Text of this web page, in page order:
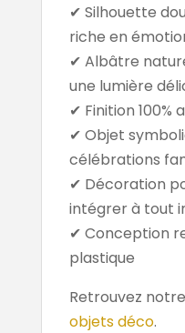
✔ Silhouette
riche en
✔ Albâtre
une lumière
✔ Finition 100%
✔ Objet
célébrations
✔ Décoration
intégrer à tout
✔ Conception
plastique
Retrouvez
objets déco.